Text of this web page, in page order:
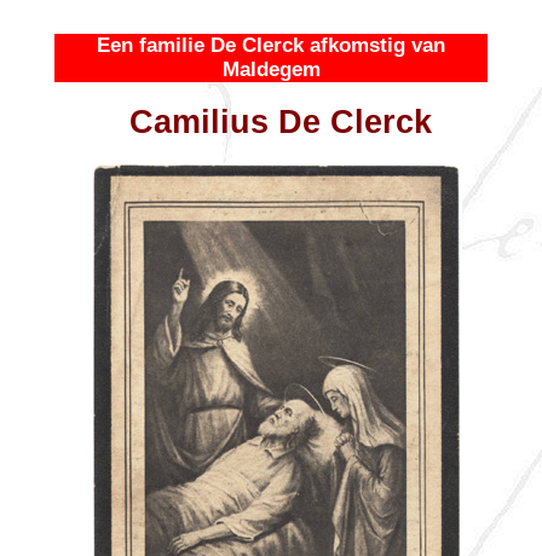
Een familie De Clerck afkomstig van
Maldegem
Camilius De Clerck